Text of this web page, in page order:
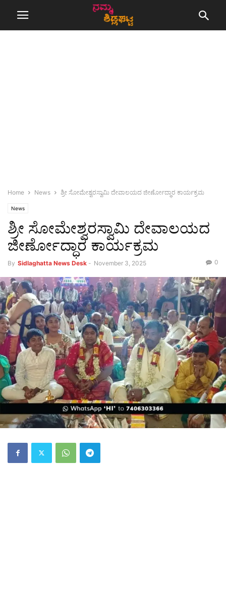
Home News ಶ್ರೀ ಸೋಮೇಶ್ವರಸ್ವಾಮಿ ದೇವಾಲಯದ ಜೀರ್ಣೋದ್ಧಾರ ಕಾರ್ಯಕ್ರಮ
News
ಶ್ರೀ ಸೋಮೇಶ್ವರಸ್ವಾಮಿ ದೇವಾಲಯದ
ಜೀರ್ಣೋದ್ಧಾರ ಕಾರ್ಯಕ್ರಮ
By Sidlaghatta News Desk - November 3, 2025 0